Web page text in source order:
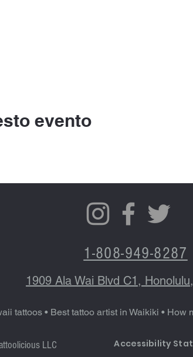
evento
1-808-949-8287
1909 Ala Wai Blvd C1,
tattoos • Best tattoo artist in Waikiki • How
LLC Accessibility